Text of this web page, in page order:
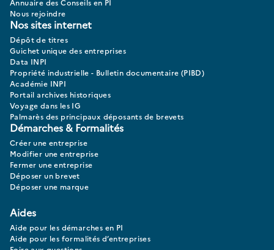
Annuaire des Conseils en PI
Nous rejoindre
Nos sites internet
Dépôt de titres
Guichet unique des entreprises
Data INPI
Propriété industrielle - Bulletin documentaire (PIBD)
Académie INPI
Portail archives historiques
Voyage dans les IG
Palmarès des principaux déposants de brevets
Démarches & Formalités
Créer une entreprise
Modifier une entreprise
Fermer une entreprise
Déposer un brevet
Déposer une marque
Aides
Aide pour les démarches en PI
Aide pour les formalités d’entreprises